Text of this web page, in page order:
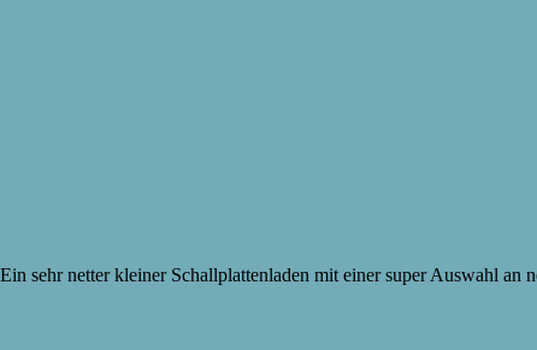
sehr netter kleiner Schallplattenladen mit einer super Auswahl an